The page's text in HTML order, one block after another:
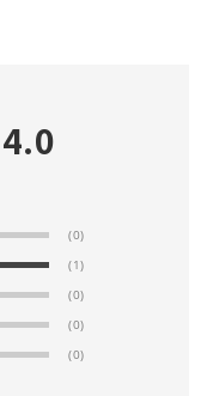
4.0
(0)
(1)
(0)
(0)
(0)